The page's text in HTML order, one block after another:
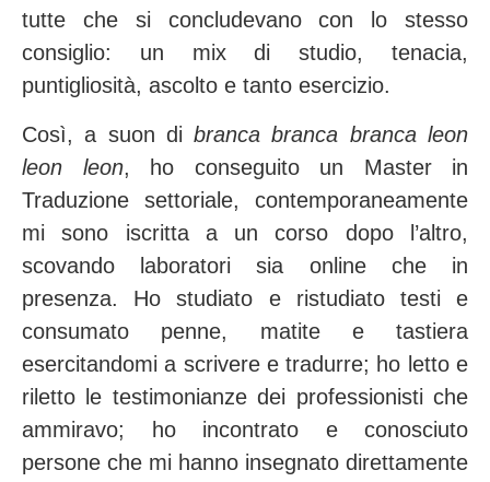
tutte che si concludevano con lo stesso
consiglio: un mix di studio, tenacia,
puntigliosità, ascolto e tanto esercizio.
Così, a suon dibranca branca branca leon
leon leon, ho conseguito un Master in
Traduzione settoriale, contemporaneamente
mi sono iscritta a un corso dopo l’altro,
scovando laboratori sia online che in
presenza. Ho studiato e ristudiato testi e
consumato penne, matite e tastiera
esercitandomi a scrivere e tradurre; ho letto e
riletto le testimonianze dei professionisti che
ammiravo; ho incontrato e conosciuto
persone che mi hanno insegnato direttamente